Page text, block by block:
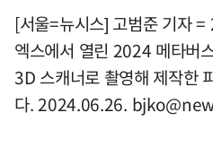
[서울=뉴시스] 고범준 기자
엑스에서 열린 2024 메타버
3D 스캐너로 촬영해 제작한
다. 2024.06.26.